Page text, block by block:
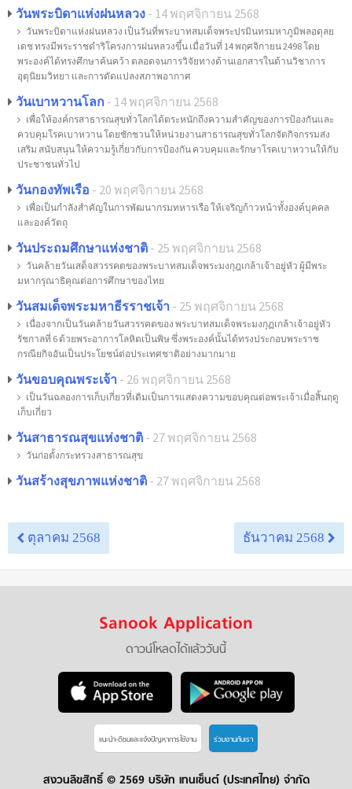
วันพระบิดาแห่งฝนหลวง - 14 พฤศจิกายน 2568
วันพระบิดาแห่งฝนหลวง เป็นวันที่พระบาทสมเด็จพระปรมินทรมหาภูมิพลอดุลย
เดช ทรงมีพระราชดำริโครงการฝนหลวงขึ้น เมื่อวันที่ 14 พฤศจิกายน 2498 โดย
พระองค์ได้ทรงศึกษาค้นคว้า ตลอดจนการวิจัยทางด้านเอกสารในด้านวิชาการ
อุตุนิยมวิทยา และการดัดแปลงสภาพอากาศ
วันเบาหวานโลก - 14 พฤศจิกายน 2568
เพื่อให้องค์กรสาธารณสุขทั่วโลกได้ตระหนักถึงความสำคัญของการป้องกันและ
ควบคุมโรคเบาหวาน โดยชักชวนให้หน่วยงานสาธารณสุขทั่วโลกจัดกิจกรรมส่ง
เสริม สนับสนุน ให้ความรู้เกี่ยวกับการป้องกัน ควบคุมและรักษาโรคเบาหวานให้กับ
ประชาชนทั่วไป
วันกองทัพเรือ - 20 พฤศจิกายน 2568
เพื่อเป็นกำลังสำคัญในการพัฒนากรมทหารเรือ ให้เจริญก้าวหน้าทั้งองค์บุคคล
และองค์วัตถุ
วันประถมศึกษาแห่งชาติ - 25 พฤศจิกายน 2568
วันคล้ายวันเสด็จสวรรคตของพระบาทสมเด็จพระมงกุฎเกล้าเจ้าอยู่หัว ผู้มีพระ
มหากรุณาธิคุณต่อการศึกษาของไทย
วันสมเด็จพระมหาธีรราชเจ้า - 25 พฤศจิกายน 2568
เนื่องจากเป็นวันคล้ายวันสวรรคตของ พระบาทสมเด็จพระมงกุฏเกล้าเจ้าอยู่หัว
รัชกาลที่ 6 ด้วยพระอาการโลหิตเป็นพิษ ซึ่งพระองค์นั้นได้ทรงประกอบพระราช
กรณียกิจอันเป็นประโยชน์ต่อประเทศชาติอย่างมากมาย
วันขอบคุณพระเจ้า - 26 พฤศจิกายน 2568
เป็นวันฉลองการเก็บเกี่ยวที่เดิมเป็นการแสดงความขอบคุณต่อพระเจ้าเมื่อสิ้นฤดู
เก็บเกี่ยว
วันสาธารณสุขแห่งชาติ - 27 พฤศจิกายน 2568
วันก่อตั้งกระทรวงสาธารณสุข
วันสร้างสุขภาพแห่งชาติ - 27 พฤศจิกายน 2568
ตุลาคม 2568 ธันวาคม 2568
Sanook Application
ดาวน์โหลดได้แล้ววันนี้
แนะนำ-ติชมเเละแจ้งปัญหาการใช้งาน ร่วมงานกับเรา
สงวนลิขสิทธิ์ © 2569 บริษัท เทนเซ็นต์ (ประเทศไทย) จำกัด